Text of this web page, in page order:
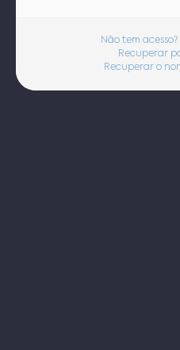
Não tem
Recuperar
Recuperar o